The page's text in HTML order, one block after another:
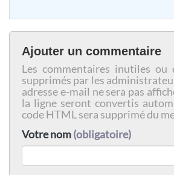
Ajouter un commentaire
Les commentaires inutiles ou
supprimés par les
adresse e-mail ne sera pas
la ligne seront convertis
code HTML sera supprimé du
Votre nom(obligatoire)